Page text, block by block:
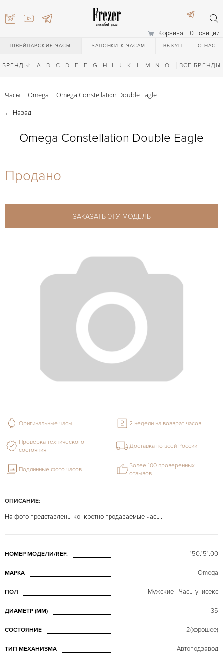
Корзина 0 позиций
ШВЕЙЦАРСКИЕ ЧАСЫ ЗАПОНКИ К ЧАСАМ ВЫКУП О НАС
БРЕНДЫ: A B C D E F G H I J K L M N O Q R S T
ВСЕ БРЕНДЫ
27-44
27-44
Часы Omega Omega Constellation Double Eagle
← Назад
Omega Constellation Double Eagle
Продано
ЗАКАЗАТЬ ЭТУ МОДЕЛЬ
ОПИСАНИЕ:
На фото представлены конкретно продаваемые часы.
НОМЕР МОДЕЛИ/REF. 150.151.00
МАРКА Omega
ПОЛ Мужские - Часы унисекс
ДИАМЕТР (MM) 35
СОСТОЯНИЕ 2(хорошее)
ТИП МЕХАНИЗМА Автоподзавод
Оригинальные часы 2 недели на возврат часов
Проверка технического
состояния
Доставка по всей России
Подлинные фото часов
Более 100 проверенных
отзывов